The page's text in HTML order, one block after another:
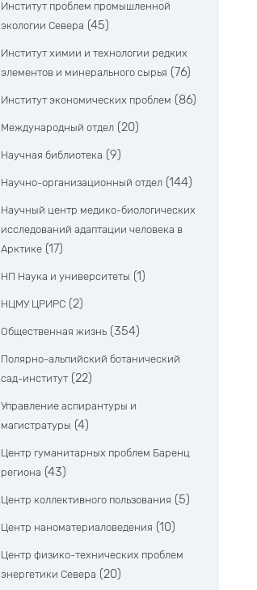
Институт проблем промышленной
экологии Севера (45)
Институт химии и технологии редких
элементов и минерального сырья (76)
Институт экономических проблем (86)
Международный отдел (20)
Научная библиотека (9)
Научно-организационный отдел (144)
Научный центр медико-биологических
исследований адаптации человека в
Арктике (17)
НП Наука и университеты (1)
НЦМУ ЦРИРС (2)
Общественная жизнь (354)
Полярно-альпийский ботанический
сад-институт (22)
Управление аспирантуры и
магистратуры (4)
Центр гуманитарных проблем Баренц
региона (43)
Центр коллективного пользования (5)
Центр наноматериаловедения (10)
Центр физико-технических проблем
энергетики Севера (20)